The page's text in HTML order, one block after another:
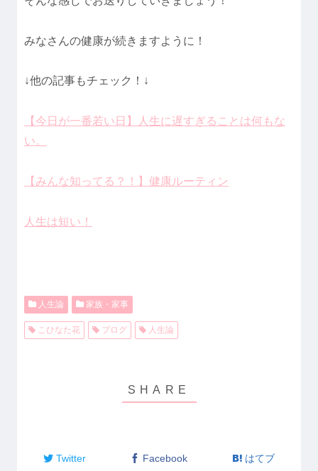
みなさんの健康が続きますように！
↓他の記事もチェック！↓
【今日が一番若い日】人生に遅すぎることは何もな
い。
【みんな知ってる？！】健康ルーティン
人生は短い！
人生論 家族・家事
こひなた花 ブログ 人生論
Twitter Facebook はてブ